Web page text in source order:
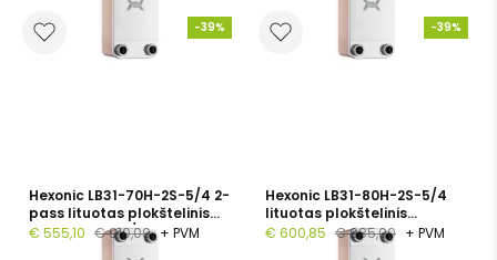
-39%
Hexonic LB31-70H-2S-5/4 2-
pass lituotas plokštelinis
šilumokaitis, 5/4", 70
plokštelių, PN 30
€ 555,10 € 910,00 + PVM
-39%
Hexonic LB31-80H-2S-5/4
lituotas plokštelinis
šilumokaitis, 80 plokštelės,
€ 600,85 € 985,00 + PVM